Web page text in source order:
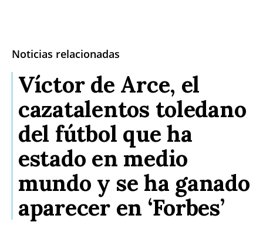
Noticias relacionadas
Víctor de Arce, el
cazatalentos toledano
del fútbol que ha
estado en medio
mundo y se ha ganado
aparecer en ‘Forbes’